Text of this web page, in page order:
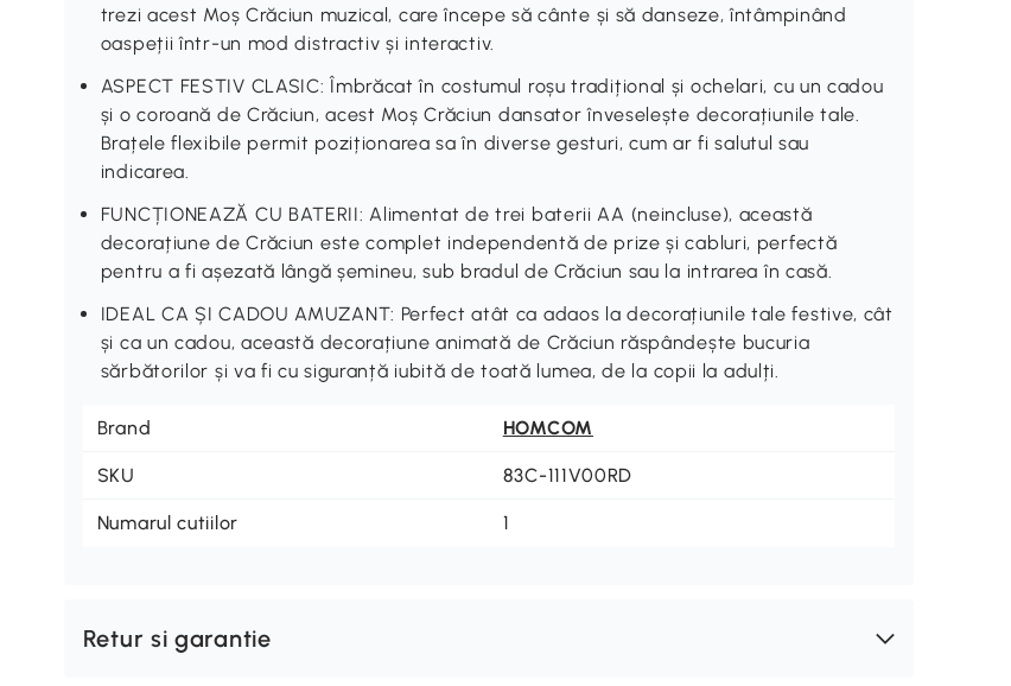
trezi acest Moș Crăciun muzical, care începe să cânte și să danseze, întâmpinând
oaspeții într-un mod distractiv și interactiv.
ASPECT FESTIV CLASIC: Îmbrăcat în costumul roșu tradițional și ochelari, cu un cadou
și o coroană de Crăciun, acest Moș Crăciun dansator înveselește decorațiunile tale.
Brațele flexibile permit poziționarea sa în diverse gesturi, cum ar fi salutul sau
indicarea.
FUNCȚIONEAZĂ CU BATERII: Alimentat de trei baterii AA (neincluse), această
decorațiune de Crăciun este complet independentă de prize și cabluri, perfectă
pentru a fi așezată lângă șemineu, sub bradul de Crăciun sau la intrarea în casă.
IDEAL CA ȘI CADOU AMUZANT: Perfect atât ca adaos la decorațiunile tale festive, cât
și ca un cadou, această decorațiune animată de Crăciun răspândește bucuria
sărbătorilor și va fi cu siguranță iubită de toată lumea, de la copii la adulți.
Brand HOMCOM
SKU 83C-111V00RD
Numarul cutiilor 1
Retur si garantie